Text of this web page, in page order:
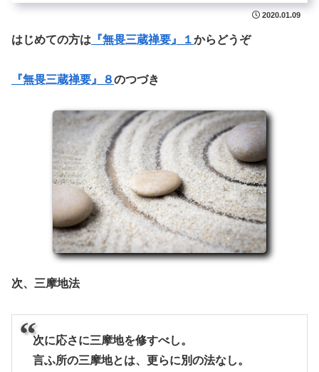
2020.01.09
はじめての方は 『無畏三蔵禅要』１からどうぞ
『無畏三蔵禅要』８のつづき
次、三摩地法
次に応さに三摩地を修すべし。
言ふ所の三摩地とは、更らに別の法なし。